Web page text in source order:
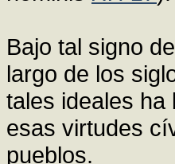
Bajo tal signo
largo de los
tales ideales ha
esas virtudes
pueblos.